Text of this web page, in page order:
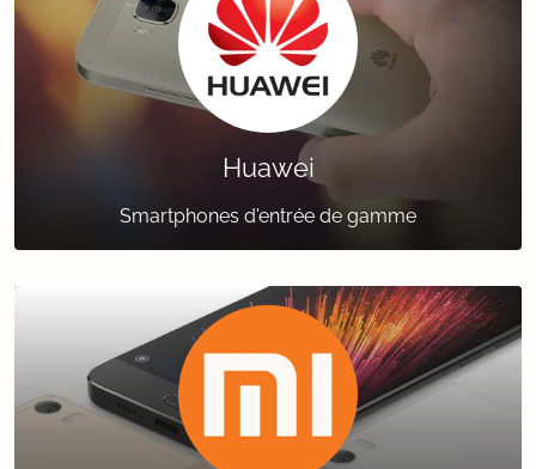
Huawei
Smartphones d'entrée de gamme